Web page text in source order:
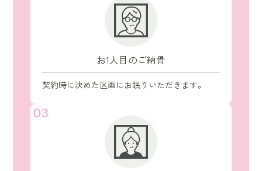
お1人目のご納骨
契約時に決めた区画にお眠りいただきます。
03